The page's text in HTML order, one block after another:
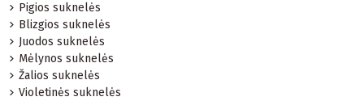
Pigios suknelės
Blizgios suknelės
Juodos suknelės
Mėlynos suknelės
Žalios suknelės
Violetinės suknelės